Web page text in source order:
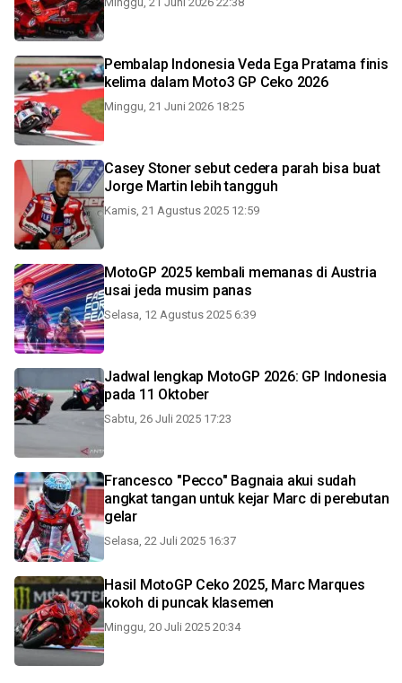
Pembalap Indonesia Veda Ega Pratama finis
kelima dalam Moto3 GP Ceko 2026
Minggu, 21 Juni 2026 18:25
Casey Stoner sebut cedera parah bisa buat
Jorge Martin lebih tangguh
Kamis, 21 Agustus 2025 12:59
MotoGP 2025 kembali memanas di Austria
usai jeda musim panas
Selasa, 12 Agustus 2025 6:39
Jadwal lengkap MotoGP 2026: GP Indonesia
pada 11 Oktober
Sabtu, 26 Juli 2025 17:23
Francesco "Pecco" Bagnaia akui sudah
angkat tangan untuk kejar Marc di perebutan
gelar
Selasa, 22 Juli 2025 16:37
Hasil MotoGP Ceko 2025, Marc Marques
kokoh di puncak klasemen
Minggu, 20 Juli 2025 20:34